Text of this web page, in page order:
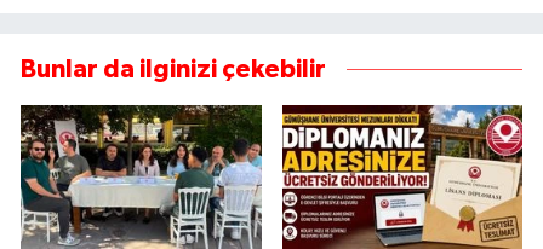
Bunlar da ilginizi çekebilir